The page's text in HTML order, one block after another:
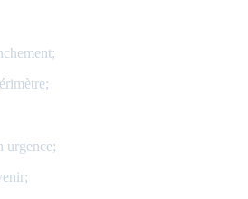
urgence;